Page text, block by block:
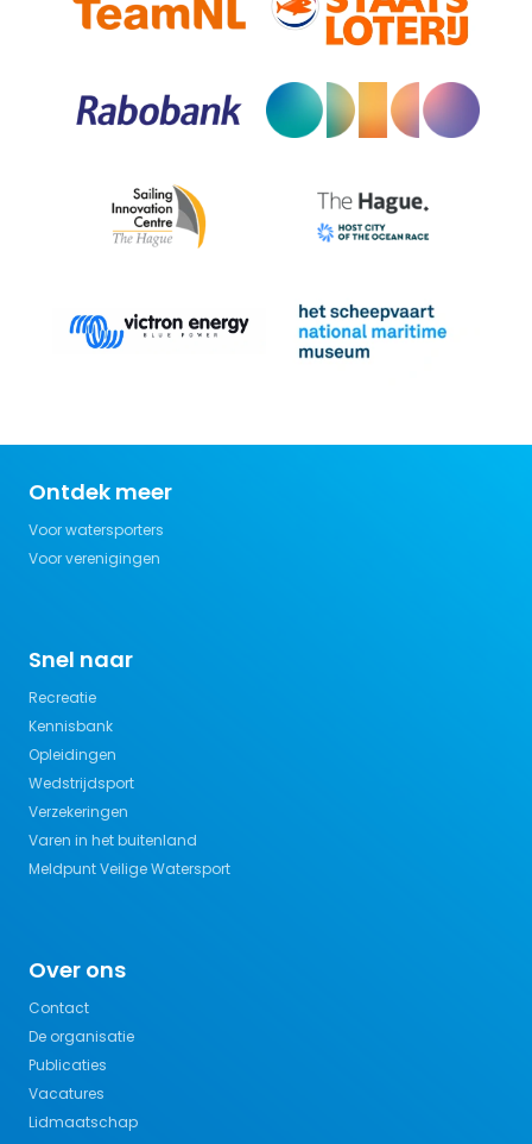
Ontdek meer
Voor watersporters
Voor verenigingen
Snel naar
Recreatie
Kennisbank
Opleidingen
Wedstrijdsport
Verzekeringen
Varen in het buitenland
Meldpunt Veilige Watersport
Over ons
Contact
De organisatie
Publicaties
Vacatures
Lidmaatschap